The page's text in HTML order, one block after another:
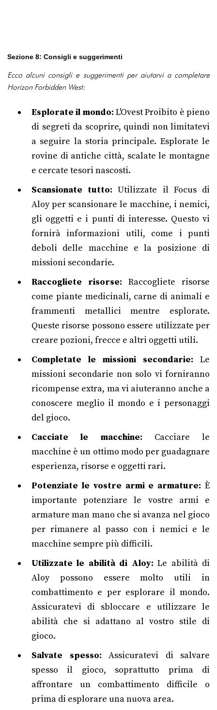
Sezione 8: Consigli e suggerimenti
Ecco alcuni consigli e suggerimenti per aiutarvi a completare
Horizon Forbidden West:
Esplorate il mondo: L'Ovest Proibito è pieno
di segreti da scoprire, quindi non limitatevi
a seguire la storia principale. Esplorate le
rovine di antiche città, scalate le montagne
e cercate tesori nascosti.
Scansionate tutto: Utilizzate il Focus di
Aloy per scansionare le macchine, i nemici,
gli oggetti e i punti di interesse. Questo vi
fornirà informazioni utili, come i punti
deboli delle macchine e la posizione di
missioni secondarie.
Raccogliete risorse: Raccogliete risorse
come piante medicinali, carne di animali e
frammenti metallici mentre esplorate.
Queste risorse possono essere utilizzate per
creare pozioni, frecce e altri oggetti utili.
Completate le missioni secondarie: Le
missioni secondarie non solo vi forniranno
ricompense extra, ma vi aiuteranno anche a
conoscere meglio il mondo e i personaggi
del gioco.
Cacciate le macchine: Cacciare le
macchine è un ottimo modo per guadagnare
esperienza, risorse e oggetti rari.
Potenziate le vostre armi e armature: È
importante potenziare le vostre armi e
armature man mano che si avanza nel gioco
per rimanere al passo con i nemici e le
macchine sempre più difficili.
Utilizzate le abilità di Aloy: Le abilità di
Aloy possono essere molto utili in
combattimento e per esplorare il mondo.
Assicuratevi di sbloccare e utilizzare le
abilità che si adattano al vostro stile di
gioco.
Salvate spesso: Assicuratevi di salvare
spesso il gioco, soprattutto prima di
affrontare un combattimento difficile o
prima di esplorare una nuova area.